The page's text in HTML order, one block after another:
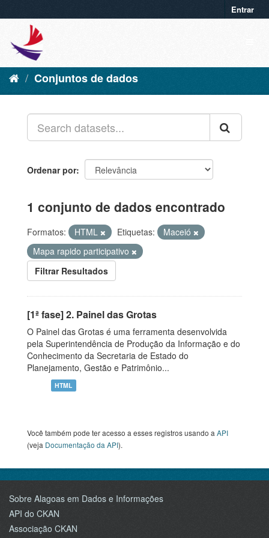
Entrar
Conjuntos de dados
Ordenar por
1 conjunto de dados encontrado
Formatos: HTML Etiquetas:
Maceió
Mapa rapido participativo
Filtrar Resultados
[1ª fase] 2. Painel das Grotas
O Painel das Grotas é uma ferramenta desenvolvida
pela Superintendência de Produção da Informação e do
Conhecimento da Secretaria de Estado do
Planejamento, Gestão e Patrimônio...
HTML
Você também pode ter acesso a esses registros usando a API
(veja Documentação da API).
Sobre Alagoas em Dados e Informações
API do CKAN
Associação CKAN